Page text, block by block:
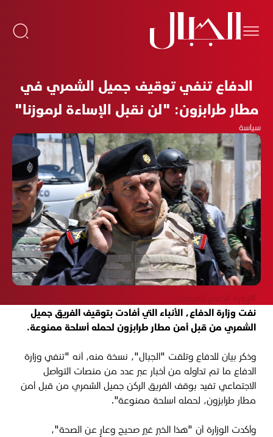
الدفاع تنفي توقيف جميل الشمري في
مطار طرابزون: "لن نقبل الإساءة لرموزنا"
سياسة
#وزارة الدفاع العراقية
نفت وزارة الدفاع، الأنباء التي أفادت بتوقيف الفريق جميل
الشمري من قبل أمن مطار طرابزون لحمله أسلحة ممنوعة.
وذكر بيان للدفاع وتلقت "الجبال"، نسخة منه، أنه "تنفي وزارة
الدفاع ما تم تداوله من أخبار عبر عدد من منصات التواصل
الاجتماعي تفيد بوقف الفريق الركن جميل الشمري من قبل أمن
مطار طرابزون، لحمله اسلحة ممنوعة".
وأكدت الوزارة أن "هذا الخبر غير صحيح وعارٍ عن الصحة"،